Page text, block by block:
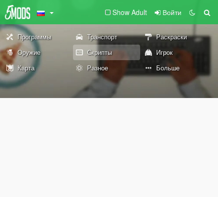
Show Adult Войти
Программы Транспорт
Раскраски
Оружие
Скрипты
Игрок
Карта
Разное Больше